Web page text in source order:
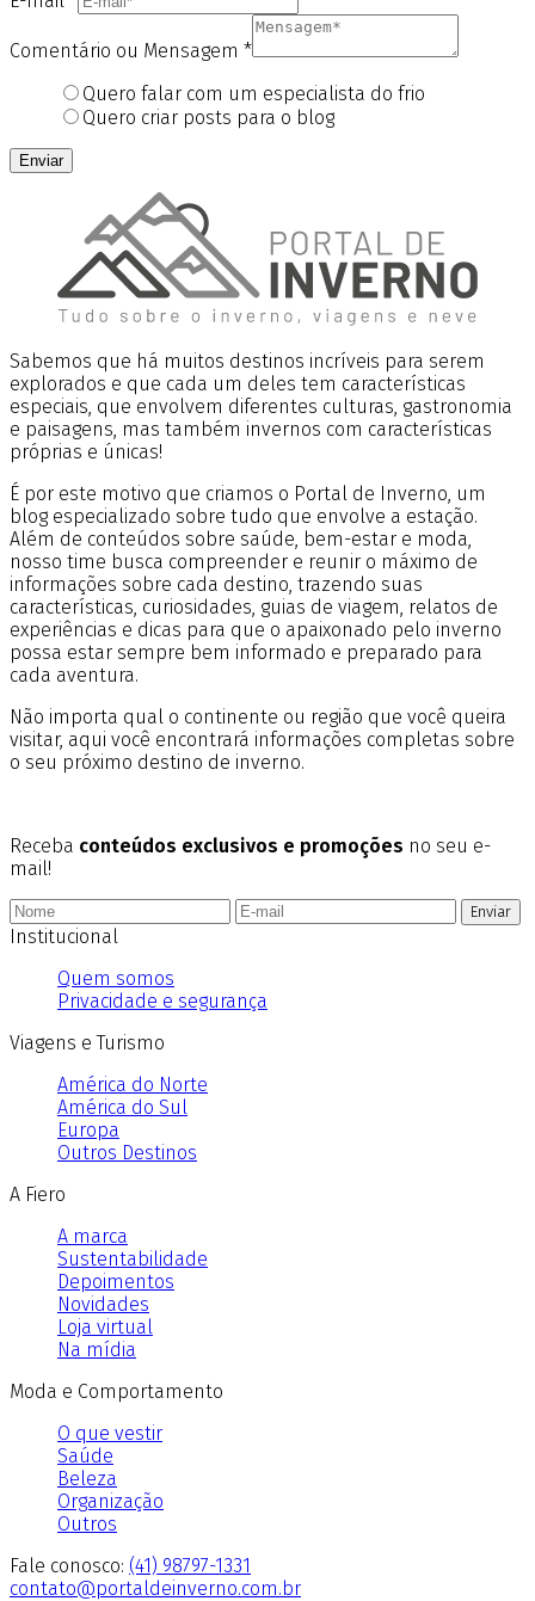
Comentário ou Mensagem *
Quero falar com um especialista do frio
Quero criar posts para o blog
Enviar
Sabemos que há muitos destinos incríveis para serem
explorados e que cada um deles tem características
especiais, que envolvem diferentes culturas, gastronomia
e paisagens, mas também invernos com características
próprias e únicas!
É por este motivo que criamos o Portal de Inverno, um
blog especializado sobre tudo que envolve a estação.
Além de conteúdos sobre saúde, bem-estar e moda,
nosso time busca compreender e reunir o máximo de
informações sobre cada destino, trazendo suas
características, curiosidades, guias de viagem, relatos de
experiências e dicas para que o apaixonado pelo inverno
possa estar sempre bem informado e preparado para
cada aventura.
Não importa qual o continente ou região que você queira
visitar, aqui você encontrará informações completas sobre
o seu próximo destino de inverno.
Receba conteúdos exclusivos e promoções no seu e-
mail!
Enviar
Institucional
Quem somos
Privacidade e segurança
Viagens e Turismo
América do Norte
América do Sul
Europa
Outros Destinos
A Fiero
A marca
Sustentabilidade
Depoimentos
Novidades
Loja virtual
Na mídia
Moda e Comportamento
O que vestir
Saúde
Beleza
Organização
Outros
Fale conosco: (41) 98797-1331
contato@portaldeinverno.com.br